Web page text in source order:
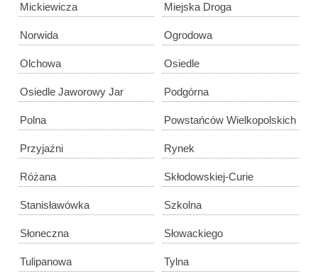
Mickiewicza Miejska Droga
Norwida Ogrodowa
Olchowa Osiedle
Osiedle Jaworowy Jar Podgórna
Polna Powstańców Wielkopolskich
Przyjaźni Rynek
Różana Skłodowskiej-Curie
Stanisławówka Szkolna
Słoneczna Słowackiego
Tulipanowa Tylna